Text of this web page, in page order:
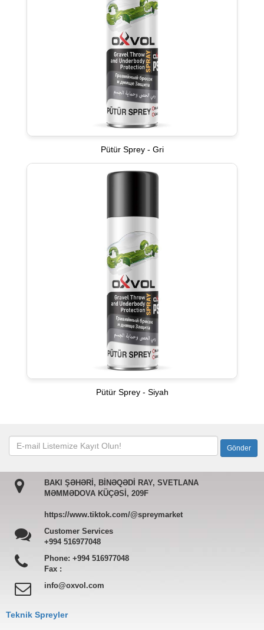
Pütür Sprey - Gri
Pütür Sprey - Siyah
BAKI ŞƏHƏRİ, BİNƏQƏDİ RAY, SVETLANA
MƏMMƏDOVA KÜÇƏSİ, 209F
https://www.tiktok.com/@spreymarket
Customer Services
+994 516977048
Phone: +994 516977048
Fax :
info@oxvol.com
Teknik Spreyler